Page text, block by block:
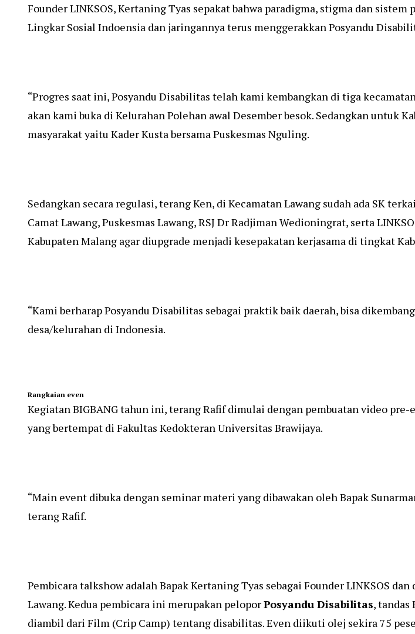
Founder LINKSOS, Kertaning Tyas sepakat bahwa paradigma, stigma dan
Lingkar Sosial Indoensia dan jaringannya terus menggerakkan Posyandu
“Progres saat ini, Posyandu Disabilitas telah kami kembangkan di tiga
akan kami buka di Kelurahan Polehan awal Desember besok. Sedangkan untuk
masyarakat yaitu Kader Kusta bersama Puskesmas Nguling.
Sedangkan secara regulasi, terang Ken, di Kecamatan Lawang sudah ada SK
Camat Lawang, Puskesmas Lawang, RSJ Dr Radjiman Wedioningrat, serta
Kabupaten Malang agar diupgrade menjadi kesepakatan kerjasama di tingkat
“Kami berharap Posyandu Disabilitas sebagai praktik baik daerah, bisa
desa/kelurahan di Indonesia.
Rangkaian even
Kegiatan BIGBANG tahun ini, terang Rafif dimulai dengan pembuatan video
yang bertempat di Fakultas Kedokteran Universitas Brawijaya.
“Main event dibuka dengan seminar materi yang dibawakan oleh Bapak
terang Rafif.
Pembicara talkshow adalah Bapak Kertaning Tyas sebagai Founder LINKSOS
Lawang. Kedua pembicara ini merupakan peloporPosyandu Disabilitas, tandas
diambil dari Film (Crip Camp) tentang disabilitas. Even diikuti olej sekira 75